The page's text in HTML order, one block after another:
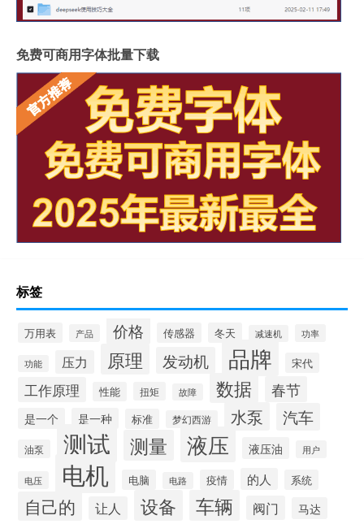
免费可商用字体批量下载
标签
万用表 产品 价格 传感器 冬天 减速机 功率
功能 压力 原理 发动机 品牌 宋代
工作原理 性能 扭矩 故障 数据 春节
是一个 是一种 标准 梦幻西游 水泵 汽车
油泵 测试 测量 液压 液压油 用户
电压 电机 电脑 电路 疫情 的人 系统
自己的 让人 设备 车辆 阀门 马达